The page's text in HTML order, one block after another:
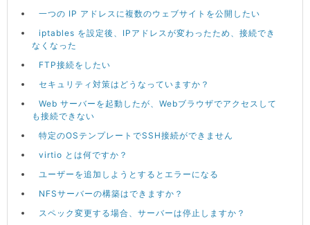
一つの IP アドレスに複数のウェブサイトを公開したい
iptables を設定後、IPアドレスが変わったため、接続でき
なくなった
FTP接続をしたい
セキュリティ対策はどうなっていますか？
Web サーバーを起動したが、Webブラウザでアクセスして
も接続できない
特定のOSテンプレートでSSH接続ができません
virtio とは何ですか？
ユーザーを追加しようとするとエラーになる
NFSサーバーの構築はできますか？
スペック変更する場合、サーバーは停止しますか？